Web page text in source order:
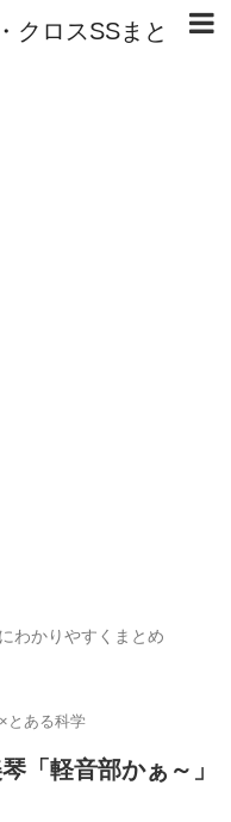
クロスSSまと
わかりやすくまとめ
とある科学
「軽音部かぁ～」